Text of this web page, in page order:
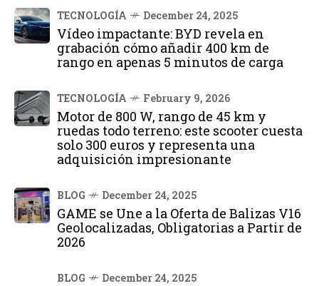
TECNOLOGÍA December 24, 2025
Vídeo impactante: BYD revela en
grabación cómo añadir 400 km de
rango en apenas 5 minutos de carga
TECNOLOGÍA February 9, 2026
Motor de 800 W, rango de 45 km y
ruedas todo terreno: este scooter cuesta
solo 300 euros y representa una
adquisición impresionante
BLOG December 24, 2025
GAME se Une a la Oferta de Balizas V16
Geolocalizadas, Obligatorias a Partir de
2026
BLOG December 24, 2025